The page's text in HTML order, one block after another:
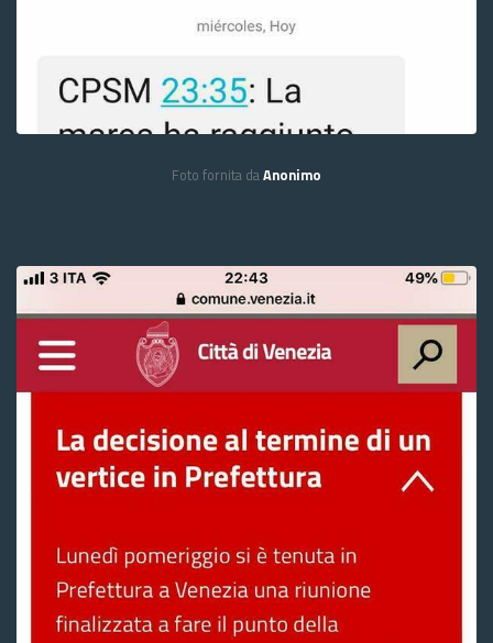
Foto fornita daAnonimo